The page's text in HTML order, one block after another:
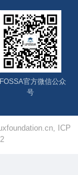
官方微信公众
号
ICP